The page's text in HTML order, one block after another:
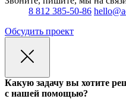
8 812 385-50-86
Обсудить проект
Какую задачу вы хотите
с нашей помощью?